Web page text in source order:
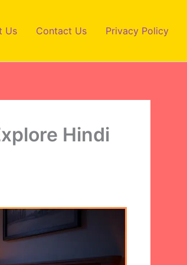
Us Contact Us Privacy Policy
Hindi